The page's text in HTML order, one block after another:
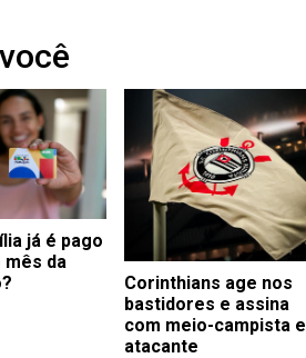
já é pago
mês da
Corinthians age nos
bastidores e assina
com meio-campista e
atacante